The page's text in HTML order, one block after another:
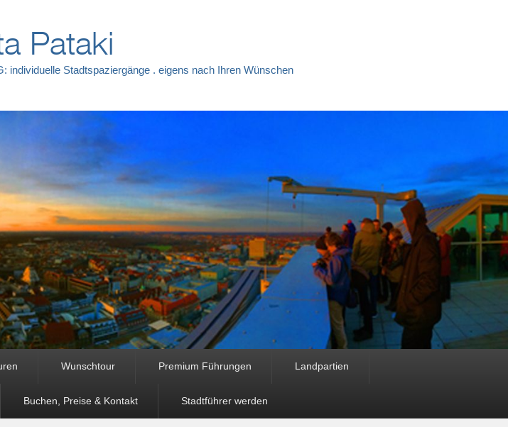
Pataki
individuelle Stadtspaziergänge . eigens nach Ihren Wünschen
Wunschtour Premium Führungen Landpartien
Buchen, Preise & Kontakt Stadtführer werden